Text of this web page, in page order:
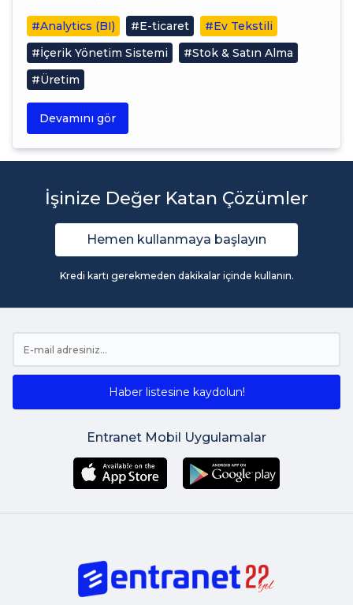
#Analytics (BI) #E-ticaret
#Ev Tekstili
#İçerik Yönetim Sistemi
#Stok & Satın Alma
#Üretim
Devamını gör
İşinize Değer Katan Çözümler
Hemen kullanmaya başlayın
Kredi kartı gerekmeden dakikalar içinde kullanın.
Haber listesine kaydolun!
Entranet Mobil Uygulamalar